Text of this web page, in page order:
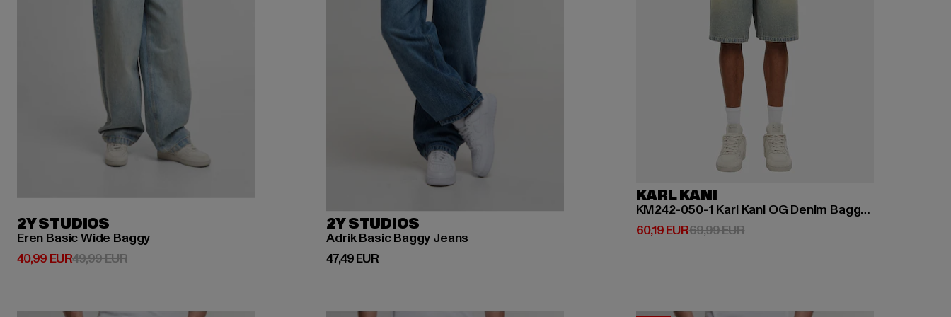
2Y STUDIOS
Eren Basic Wide Baggy
40,99 EUR
Derzeitiger Preis: 40,99 EUR
49,99 EURAktionspreis: 49,99 EUR
2Y STUDIOS
Adrik Basic Baggy Jeans
47,49 EUR
Derzeitiger Preis: 47,49 EUR
KARL KANI
KM242-050-1 Karl Kani OG Denim Baggy Jorts
60,19 EUR
Derzeitiger Preis: 60,19 EUR
69,99 EURAktionspreis: 69,99 EUR